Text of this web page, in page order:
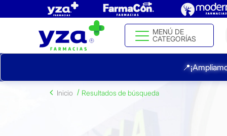
MENÚ DE
CATEGORÍAS
Inicio Resultados de búsqueda